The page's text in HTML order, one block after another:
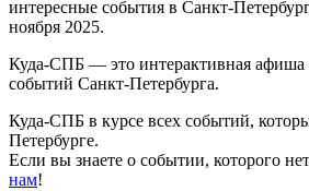
интересные события в Санкт-
ноября 2025.
Куда-СПБ — это интерактивная афиша
событий Санкт-Петербурга.
Куда-СПБ в курсе всех событий,
Петербурге.
Если вы знаете о событии, которого
нам!